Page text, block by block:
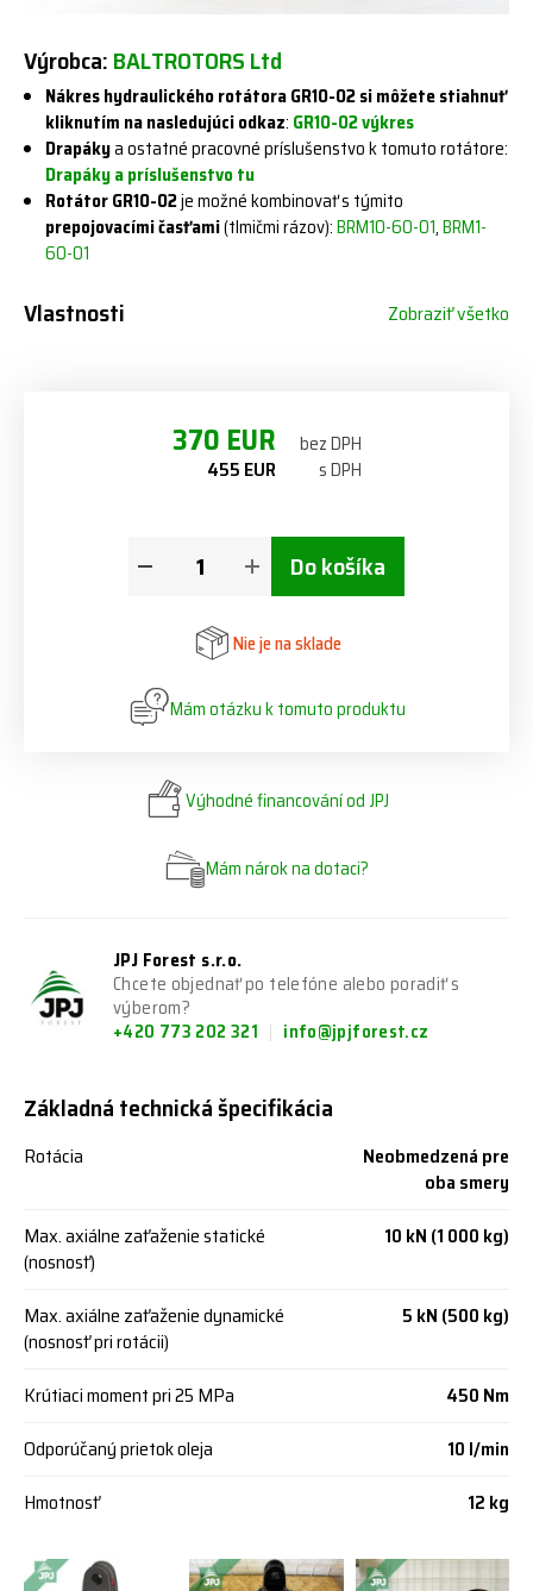
Výrobca:BALTROTORS Ltd
Nákres hydraulického rotátora GR10-02 si môžete stiahnuť
kliknutím na nasledujúci odkaz: GR10-02 výkres
Drapákya ostatné pracovné príslušenstvo k tomuto rotátore:
Drapáky a príslušenstvo tu
Rotátor GR10-02je možné kombinovať s týmito
prepojovacími časťami(tlmičmi rázov):BRM10-60-01,BRM1-
60-01
Vlastnosti Zobraziť všetko
370 EUR bez DPH
455 EUR s DPH
Do košíka
Nie je na sklade
Mám otázku k tomuto produktu
Výhodné financování od JPJ
Mám nárok na dotaci?
JPJ Forest s.r.o.
Chcete objednať po telefóne alebo poradiť s
výberom?
+420 773 202 321
info@jpjforest.cz
Základná technická špecifikácia
Rotácia
Neobmedzená pre
oba smery
Max. axiálne zaťaženie statické
(nosnosť)
10 kN (1 000 kg)
Max. axiálne zaťaženie dynamické
(nosnosť pri rotácii)
5 kN (500 kg)
Krútiaci moment pri 25 MPa
450 Nm
Odporúčaný prietok oleja
10 l/min
Hmotnosť
12 kg